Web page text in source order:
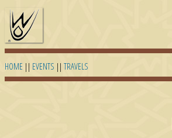
HOME || EVENTS || TRAVELS